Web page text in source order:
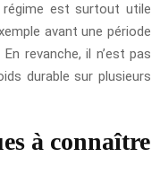
est surtout utile
avant une période
revanche, il n’est pas
durable sur plusieurs
à connaître